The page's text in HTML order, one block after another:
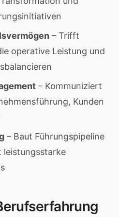
– Trifft
operative Leistung und
– Kommuniziert
Kunden
– Baut Führungspipeline
leistungsstarke